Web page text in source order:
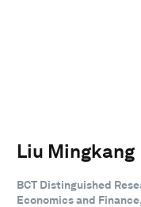
Liu Mingkang
BCT Distinguished
Economics and